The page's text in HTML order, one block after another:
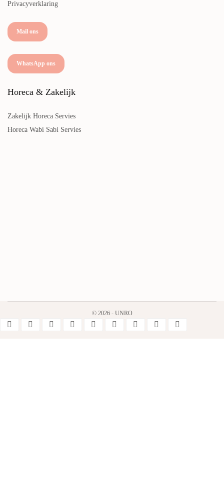
Privacyverklaring
Mail ons
WhatsApp ons
Horeca & Zakelijk
Zakelijk Horeca Servies
Horeca Wabi Sabi Servies
© 2026 - UNRO